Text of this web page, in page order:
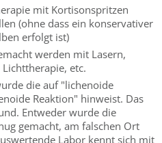
mit Kortisonspritzen
(ohne dass ein konservativer
erfolgt ist)
werden mit Lasern,
etc.
die auf "lichenoide
Reaktion" hinweist. Das
Entweder wurde die
gemacht, am falschen Ort
Labor kennt sich mit